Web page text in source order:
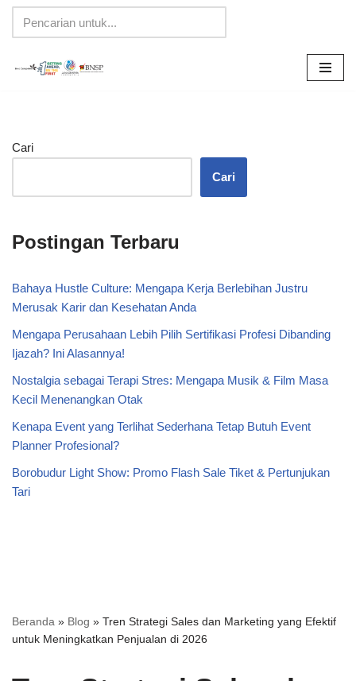
Lompat
Cari
Cari
Postingan Terbaru
Bahaya Hustle Culture: Mengapa Kerja Berlebihan Justru
Merusak Karir dan Kesehatan Anda
Mengapa Perusahaan Lebih Pilih Sertifikasi Profesi Dibanding
Ijazah? Ini Alasannya!
Nostalgia sebagai Terapi Stres: Mengapa Musik & Film Masa
Kecil Menenangkan Otak
Kenapa Event yang Terlihat Sederhana Tetap Butuh Event
Planner Profesional?
Borobudur Light Show: Promo Flash Sale Tiket & Pertunjukan
Tari
Beranda » Blog » Tren Strategi Sales dan Marketing yang Efektif
untuk Meningkatkan Penjualan di 2026